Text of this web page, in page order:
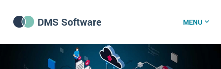
DMS Software
DMS Software
MENU